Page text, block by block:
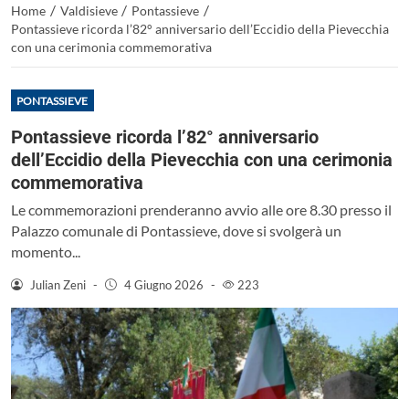
Home / Valdisieve / Pontassieve /
Pontassieve ricorda l’82° anniversario dell’Eccidio della Pievecchia
con una cerimonia commemorativa
PONTASSIEVE
Pontassieve ricorda l’82° anniversario
dell’Eccidio della Pievecchia con una cerimonia
commemorativa
Le commemorazioni prenderanno avvio alle ore 8.30 presso il
Palazzo comunale di Pontassieve, dove si svolgerà un
momento...
Julian Zeni - 4 Giugno 2026 - 223